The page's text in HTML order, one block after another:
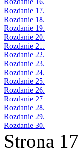
Rozdanie 16.
Rozdanie 17.
Rozdanie 18.
Rozdanie 19.
Rozdanie 20.
Rozdanie 21.
Rozdanie 22.
Rozdanie 23.
Rozdanie 24.
Rozdanie 25.
Rozdanie 26.
Rozdanie 27.
Rozdanie 28.
Rozdanie 29.
Rozdanie 30.
Strona